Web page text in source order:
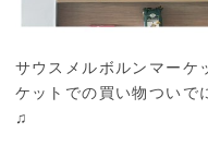
サウスメルボルンマーケ
ケットでの買い物ついで
♫